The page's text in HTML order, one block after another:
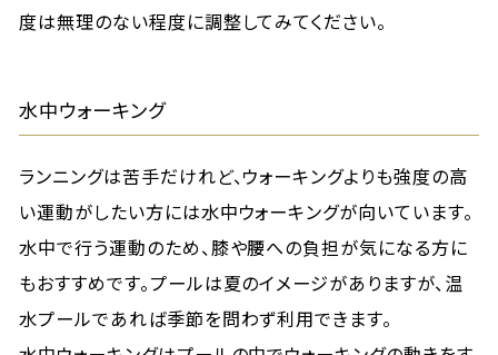
度は無理のない程度に調整してみてください。
水中ウォーキング
ランニングは苦手だけれど、ウォーキングよりも強度の高
い運動がしたい方には水中ウォーキングが向いています。
水中で行う運動のため、膝や腰への負担が気になる方に
もおすすめです。プールは夏のイメージがありますが、温
水プールであれば季節を問わず利用できます。